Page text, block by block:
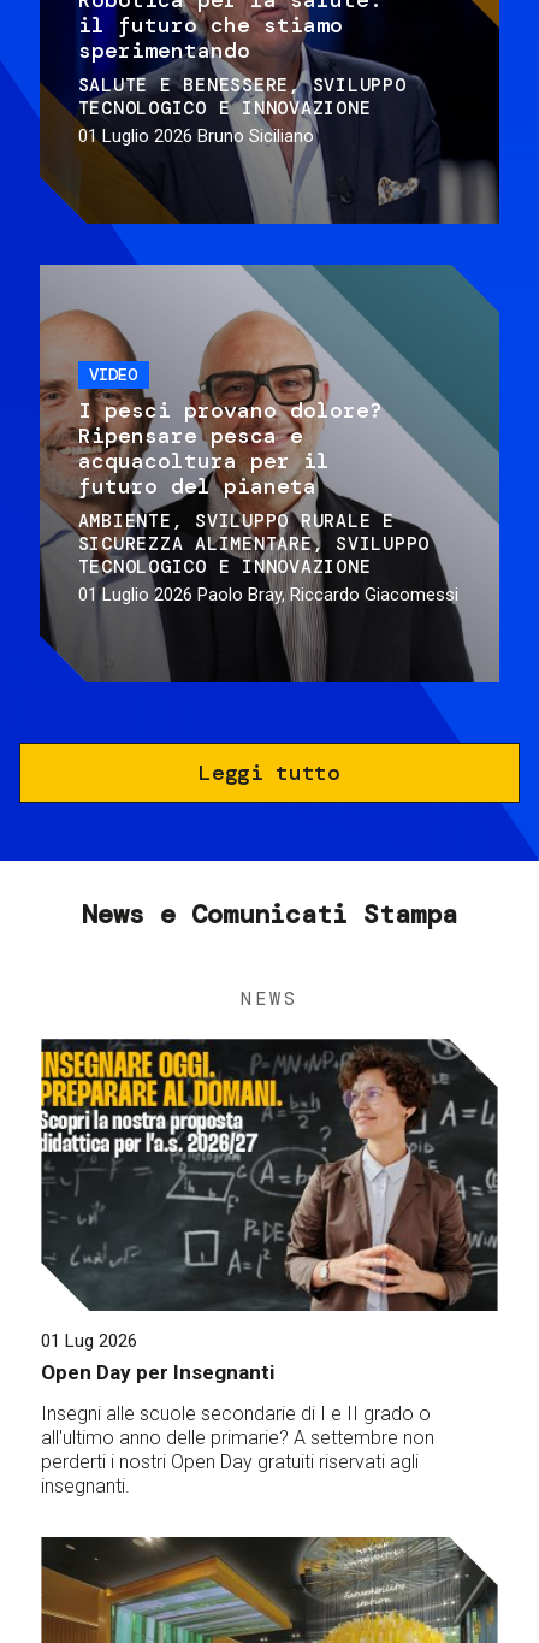
il futuro che stiamo
sperimentando
SALUTE E BENESSERE
SVILUPPO
TECNOLOGICO E INNOVAZIONE
01 Luglio 2026 Bruno Siciliano
VIDEO
I pesci provano dolore?
Ripensare pesca e
acquacoltura per il
futuro del pianeta
AMBIENTE
SVILUPPO RURALE E
SICUREZZA ALIMENTARE
SVILUPPO
TECNOLOGICO E INNOVAZIONE
01 Luglio 2026 Paolo Bray, Riccardo Giacomessi
Leggi tutto
News e Comunicati Stampa
NEWS
01 Lug 2026
Open Day per Insegnanti
Insegni alle scuole secondarie di I e II grado o
all'ultimo anno delle primarie? A settembre non
perderti i nostri Open Day gratuiti riservati agli
insegnanti.